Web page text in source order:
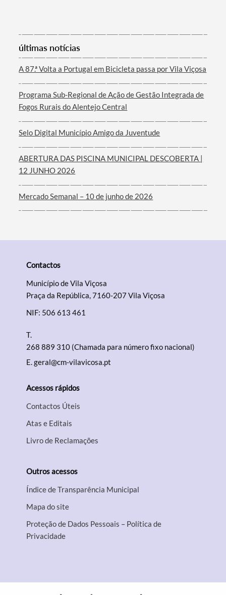
Categorias gerais
Filtros
últimas notícias
A 87.ª Volta a Portugal em Bicicleta passa por Vila Viçosa
Programa Sub-Regional de Ação de Gestão Integrada de
Fogos Rurais do Alentejo Central
Selo Digital Município Amigo da Juventude
ABERTURA DAS PISCINA MUNICIPAL DESCOBERTA |
12 JUNHO 2026
Mercado Semanal – 10 de junho de 2026
Contactos
Município de Vila Viçosa
Praça da República, 7160-207 Vila Viçosa
NIF: 506 613 461
T.
268 889 310 (Chamada para número fixo nacional)
E.geral@cm-vilavicosa.pt
Acessos rápidos
Contactos Úteis
Atas e Editais
Livro de Reclamações
Outros acessos
Índice de Transparência Municipal
Mapa do site
Proteção de Dados Pessoais – Política de
Privacidade